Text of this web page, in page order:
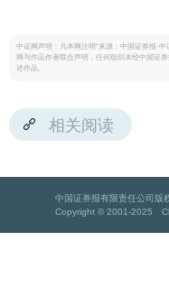
中证网声明：凡本网注明“来源：中国证券报·
网与作品作者联合声明，任何组织未经中国证
述作品。
相关阅读
中国证券报有限责任公司版
Copyright © 2001-2025